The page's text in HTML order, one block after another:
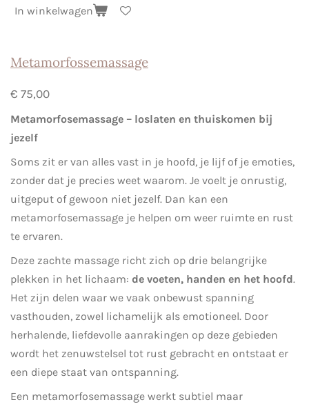
In winkelwagen
Metamorfossemassage
€ 75,00
Metamorfosemassage – loslaten en thuiskomen bij
jezelf
Soms zit er van alles vast in je hoofd, je lijf of je emoties,
zonder dat je precies weet waarom. Je voelt je onrustig,
uitgeput of gewoon niet jezelf. Dan kan een
metamorfosemassage je helpen om weer ruimte en rust
te ervaren.
Deze zachte massage richt zich op drie belangrijke
plekken in het lichaam: de voeten, handen en het hoofd.
Het zijn delen waar we vaak onbewust spanning
vasthouden, zowel lichamelijk als emotioneel. Door
herhalende, liefdevolle aanrakingen op deze gebieden
wordt het zenuwstelsel tot rust gebracht en ontstaat er
een diepe staat van ontspanning.
Een metamorfosemassage werkt subtiel maar